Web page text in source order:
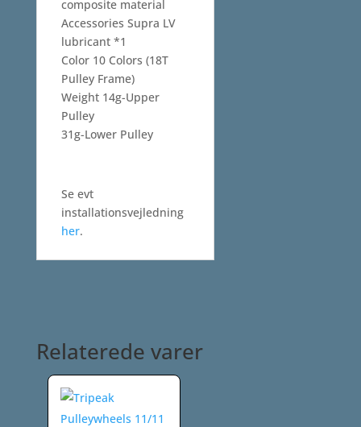
composite material
Accessories Supra LV
lubricant *1
Color 10 Colors (18T
Pulley Frame)
Weight 14g-Upper
Pulley
31g-Lower Pulley
Se evt
installationsvejledning
her.
Relaterede varer